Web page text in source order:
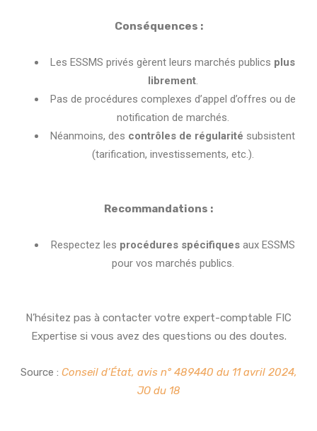
Conséquences :
Les ESSMS privés gèrent leurs marchés publics plus
librement.
Pas de procédures complexes d’appel d’offres ou de
notification de marchés.
Néanmoins, des contrôles de régularité subsistent
(tarification, investissements, etc.).
Recommandations :
Respectez les procédures spécifiques aux ESSMS
pour vos marchés publics.
N’hésitez pas à contacter votre expert-comptable FIC
Expertise si vous avez des questions ou des doutes.
Source : Conseil d’État, avis n° 489440 du 11 avril 2024,
JO du 18